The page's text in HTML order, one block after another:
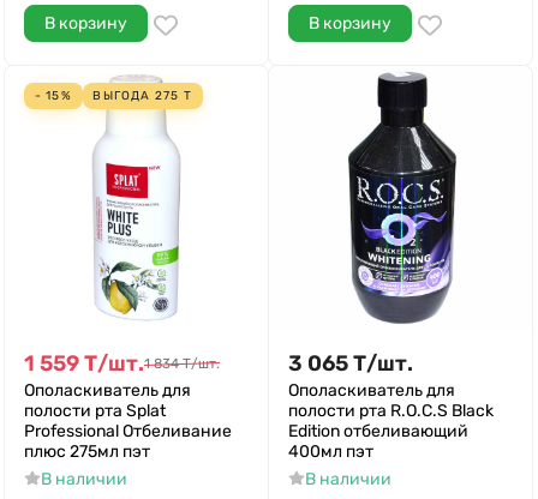
В корзину В корзину
- 15% ВЫГОДА 275 Т
1 559Т/шт.1 834 Т/шт.
Ополаскиватель для
полости рта Splat
Professional Отбеливание
плюс 275мл пэт
В наличии
3 065Т/шт.
Ополаскиватель для
полости рта R.O.C.S Black
Edition отбеливающий
400мл пэт
В наличии